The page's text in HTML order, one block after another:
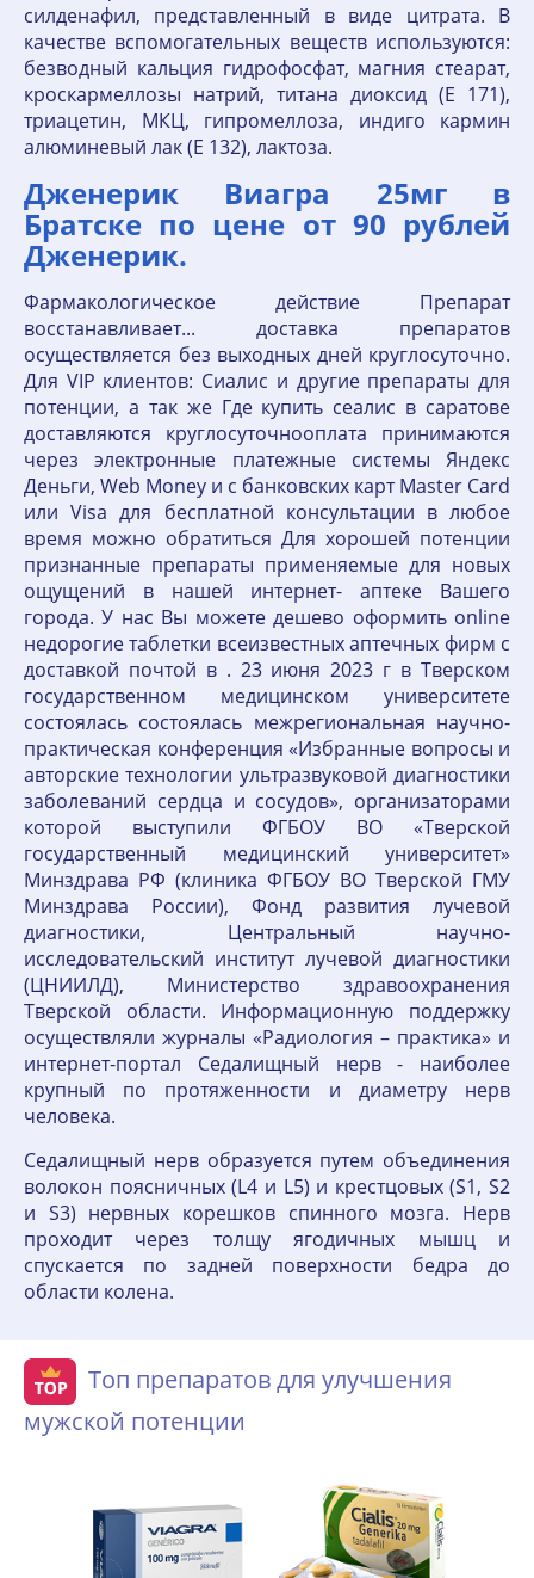
силденафил, представленный в виде цитрата. В
качестве вспомогательных веществ используются:
безводный кальция гидрофосфат, магния стеарат,
кроскармеллозы натрий, титана диоксид (E 171),
триацетин, МКЦ, гипромеллоза, индиго кармин
алюминевый лак (E 132), лактоза.
Дженерик Виагра 25мг в
Братске по цене от 90 рублей
Дженерик.
Фармакологическое действие Препарат
восстанавливает... доставка препаратов
осуществляется без выходных дней круглосуточно.
Для VIP клиентов: Сиалис и другие препараты для
потенции, а так же Где купить сеалис в саратове
доставляются круглосуточнооплата принимаются
через электронные платежные системы Яндекс
Деньги, Web Money и с банковских карт Master Card
или Visa для бесплатной консультации в любое
время можно обратиться Для хорошей потенции
признанные препараты применяемые для новых
ощущений в нашей интернет- аптеке Вашего
города. У нас Вы можете дешево оформить online
недорогие таблетки всеизвестных аптечных фирм с
доставкой почтой в . 23 июня 2023 г в Тверском
государственном медицинском университете
состоялась состоялась межрегиональная научно-
практическая конференция «Избранные вопросы и
авторские технологии ультразвуковой диагностики
заболеваний сердца и сосудов», организаторами
которой выступили ФГБОУ ВО «Тверской
государственный медицинский университет»
Минздрава РФ (клиника ФГБОУ ВО Тверской ГМУ
Минздрава России), Фонд развития лучевой
диагностики, Центральный научно-
исследовательский институт лучевой диагностики
(ЦНИИЛД), Министерство здравоохранения
Тверской области. Информационную поддержку
осуществляли журналы «Радиология – практика» и
интернет-портал Седалищный нерв - наиболее
крупный по протяженности и диаметру нерв
человека.
Седалищный нерв образуется путем объединения
волокон поясничных (L4 и L5) и крестцовых (S1, S2
и S3) нервных корешков спинного мозга. Нерв
проходит через толщу ягодичных мышц и
спускается по задней поверхности бедра до
области колена.
Топ препаратов для улучшения
мужской потенции